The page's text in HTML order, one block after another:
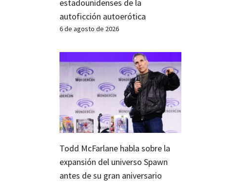
estadounidenses de la
autoficción autoerótica
6 de agosto de 2026
Todd McFarlane habla sobre la
expansión del universo Spawn
antes de su gran aniversario